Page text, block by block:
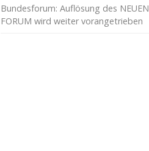
Bundesforum: Auflösung des NEUEN
FORUM wird weiter vorangetrieben